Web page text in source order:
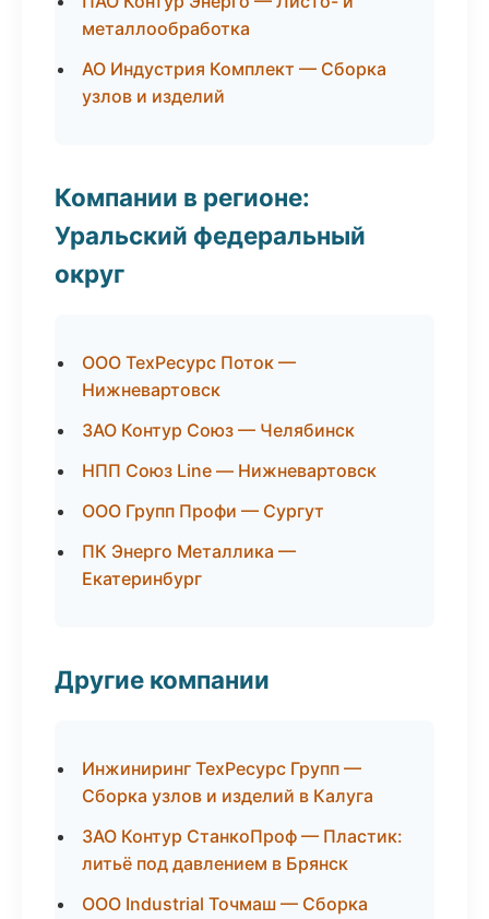
металлообработка
АО Индустрия Комплект — Сборка
узлов и изделий
Компании в регионе:
Уральский федеральный
округ
ООО ТехРесурс Поток —
Нижневартовск
ЗАО Контур Союз — Челябинск
НПП Союз Line — Нижневартовск
ООО Групп Профи — Сургут
ПК Энерго Металлика —
Екатеринбург
Другие компании
Инжиниринг ТехРесурс Групп —
Сборка узлов и изделий в Калуга
ЗАО Контур СтанкоПроф — Пластик:
литьё под давлением в Брянск
ООО Industrial Точмаш — Сборка